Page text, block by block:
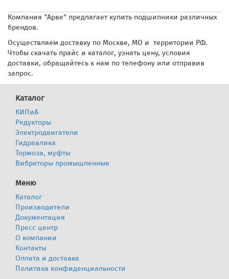
Компания "Арве" предлагает купить подшипники различных
брендов.
Осуществляем доставку по Москве, МО и территории РФ.
Чтобы скачать прайс и каталог, узнать цену, условия
доставки, обращайтесь к нам по телефону или отправив
запрос.
Каталог
КИПиА
Редукторы
Электродвигатели
Гидравлика
Тормоза, муфты
Вибраторы промышленные
Меню
Каталог
Производители
Документация
Пресс центр
О компании
Контакты
Оплата и доставка
Политика конфиденциальности